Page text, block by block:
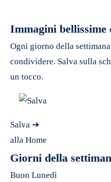
Immagini bellissime
Ogni giorno della
condividere. Salva sulla
un tocco.
Salva ➔
alla Home
Giorni della
Buon Lunedì